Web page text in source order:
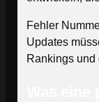
Fehler
Updates
Rankings und